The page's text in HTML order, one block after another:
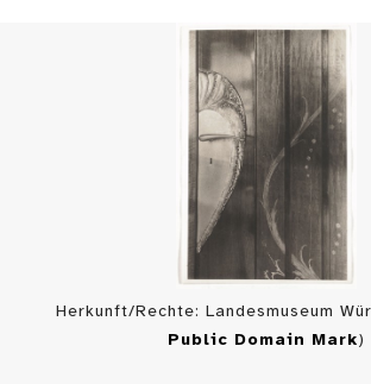
Herkunft/Rechte: Landesmuseum
Public Domain Mark)